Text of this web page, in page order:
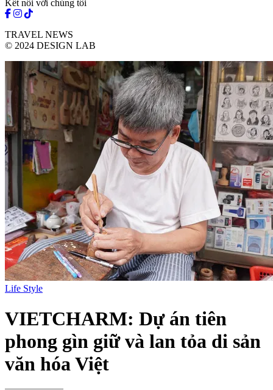
Kết nối với chúng tôi
TRAVEL NEWS
© 2024 DESIGN LAB
Life Style
VIETCHARM: Dự án tiên
phong gìn giữ và lan tỏa di sản
văn hóa Việt